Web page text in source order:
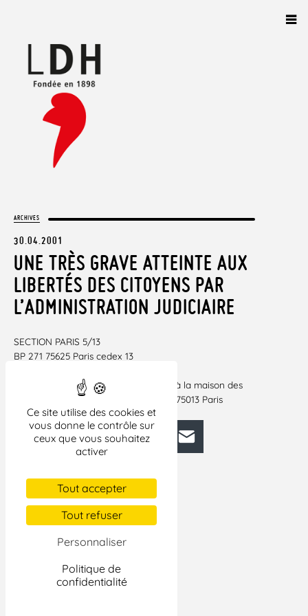
Ce site utilise des cookies et
vous donne le contrôle sur
ceux que vous souhaitez
activer
Tout accepter
Tout refuser
Personnaliser
Politique de
confidentialité
ARCHIVES
30.04.2001
UNE TRÈS GRAVE ATTEINTE AUX
LIBERTÉS DES CITOYENS PAR
L’ADMINISTRATION JUDICIAIRE
SECTION PARIS 5/13
BP 271 75625 Paris cedex 13
Réunion chaque 2ème jeudi du mois à la maison des
associations du 13ème 11 rue Caillaux 75013 Paris
FacebookBlueskyMastodonLinkedIn